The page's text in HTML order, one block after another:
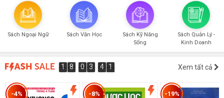
Sách Ngoại Ngữ Sách Văn Học
Sách Kỹ Năng
Sống
Sách Quản Lý -
Kinh Doanh
11 8
8 0
0 3
3 3
4
3
5
4 90
9
10 Xem tất cả
-4% -8% -19%